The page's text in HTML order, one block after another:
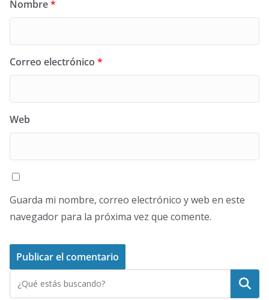
Nombre*
Correo electrónico *
Web
Guarda mi nombre, correo electrónico y web en este
navegador para la próxima vez que comente.
Buscar